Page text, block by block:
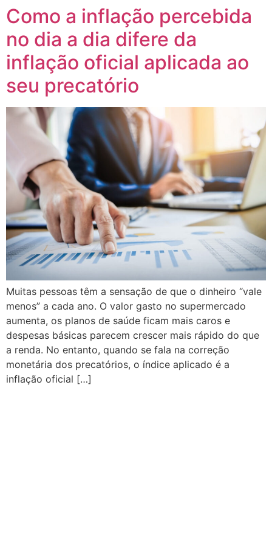
Como a inflação percebida
no dia a dia difere da
inflação oficial aplicada ao
seu precatório
Muitas pessoas têm a sensação de que o dinheiro “vale
menos” a cada ano. O valor gasto no supermercado
aumenta, os planos de saúde ficam mais caros e
despesas básicas parecem crescer mais rápido do que
a renda. No entanto, quando se fala na correção
monetária dos precatórios, o índice aplicado é a
inflação oficial […]